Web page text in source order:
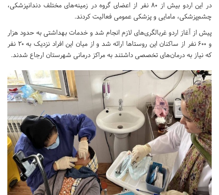
در این اردو بیش از ۸۰ نفر از اعضای گروه در زمینه‌های مختلف دندانپزشکی،
چشم‌پزشکی، مامایی و پزشکی عمومی فعالیت کردند.
پیش از آغاز اردو غربالگری‌های لازم انجام شد و خدمات بهداشتی به حدود هزار
و ۶۰۰ نفر از ساکنان این روستاها ارائه شد و از میان این افراد نزدیک به ۲۰ نفر
که نیاز به درمان‌های تخصصی داشتند به مراکز درمانی شهرستان ارجاع شدند.